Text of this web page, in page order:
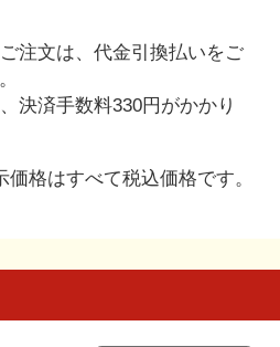
注文は、代金引換払いをご
決済手数料330円がかかり
格はすべて税込価格です。